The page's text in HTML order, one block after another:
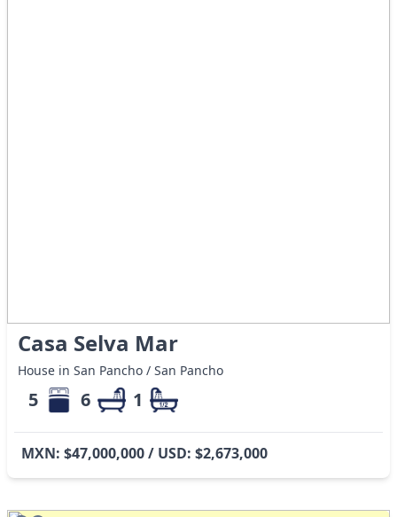
Casa Selva Mar
House in San Pancho / San Pancho
5 6 1
MXN: $47,000,000 / USD: $2,673,000